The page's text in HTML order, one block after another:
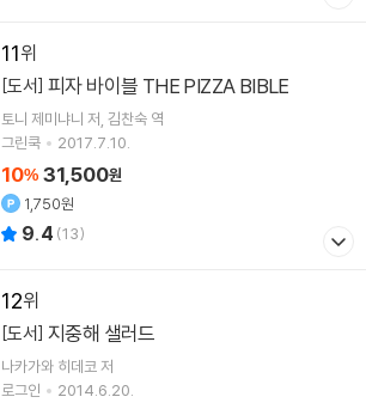
11
[도서] 피자 바이블 THE PIZZA BIBLE
토니 제미냐니 저 김찬숙 역
그린쿡
2017.7.10.
10% 31,500원
1,750원
9.4 (13)
12
[도서] 지중해 샐러드
나카가와 히데코저
로그인
2014.6.20.